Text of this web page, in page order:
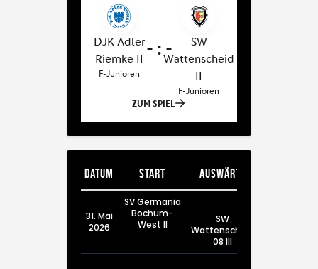
Datum Start Auswärts
31. Mai
2026
SV Germania
Bochum-
West II
SW
Wattenscheid
08 III